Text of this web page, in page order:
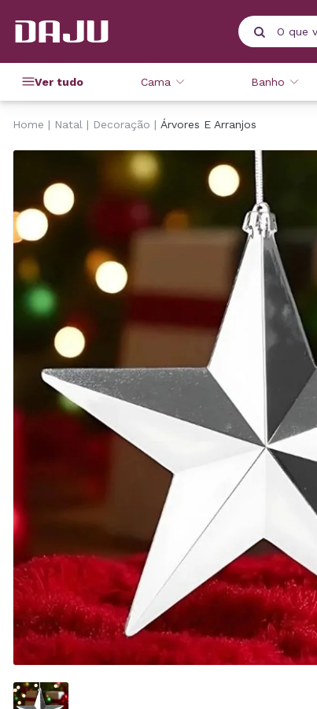
Ver tudo Cama Banho
Home Natal Decoração Árvores E Arranjos